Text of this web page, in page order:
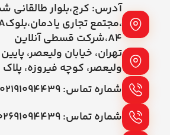
آدرس: کرج،بلوار طالقانی
A4،شرکت قسطی آنلاین
تهران، خیابان ولیعصر،
ولیعصر، کوچه فیروزه، پلاک 32، واحد2
شماره تماس: ۰۲۱۹۱۰۹۴۴۳۹
شماره تماس: ۰۲۶۹۱۰۹۴۴۳۹